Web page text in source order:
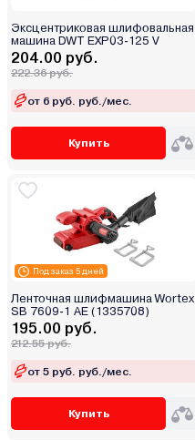
Эксцентриковая шлифовальная
машина DWT EXP03-125 V
204.00 руб.
222.36 руб.
от 6 руб. руб./мес.
Купить
Под заказ 5 дней
Ленточная шлифмашина Wortex
SB 7609-1 AE (1335708)
195.00 руб.
212.55 руб.
от 5 руб. руб./мес.
Купить